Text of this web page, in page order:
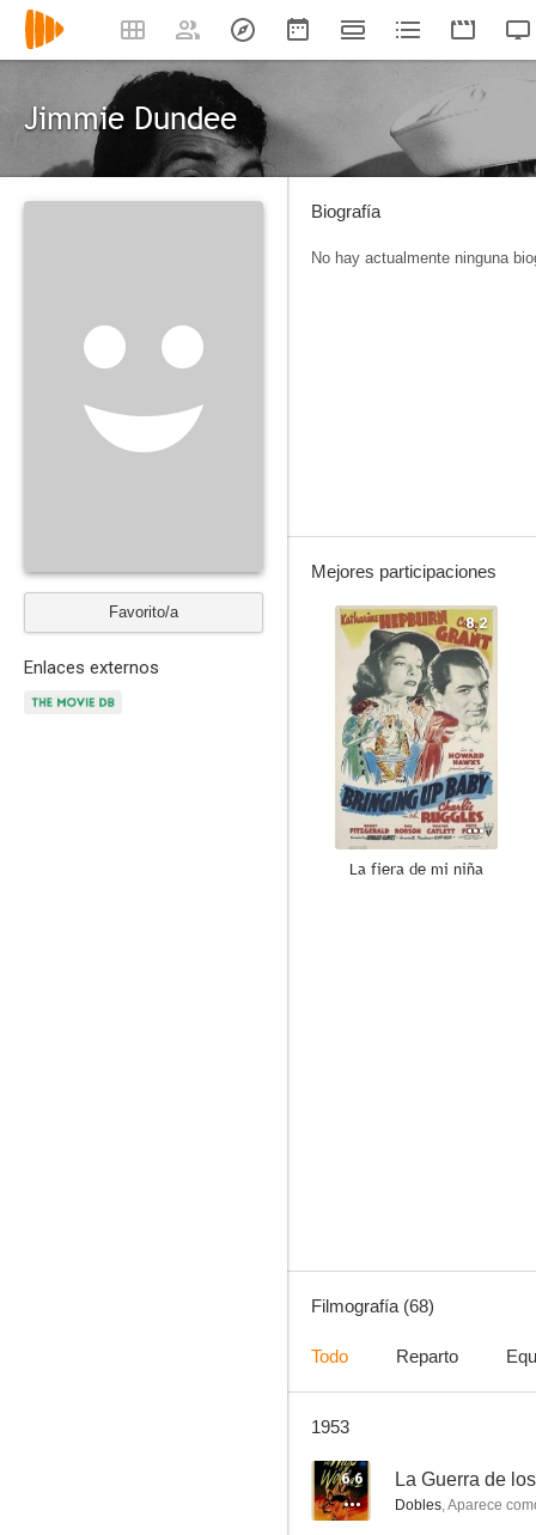
Jimmie Dundee
Favorito/a
Enlaces externos
Biografía
No hay actualmente ninguna
Mejores participaciones
8.2
La fiera de mi niña
Los viajes de Sullivan
Filmografía (68)
Todo Reparto
1953
6.6 La Guerra de
Dobles,Aparece